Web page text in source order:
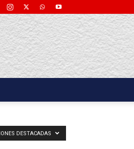
DESTACADAS